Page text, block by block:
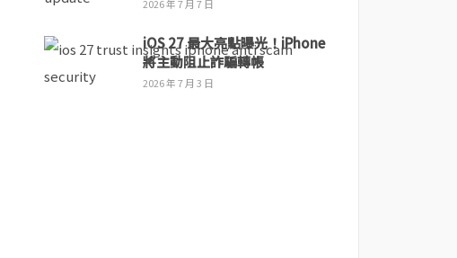
2026 年 7 月 7 日
iOS 27 最大亮點曝光！iPhone
將主動阻止詐騙轉帳
2026 年 7 月 3 日